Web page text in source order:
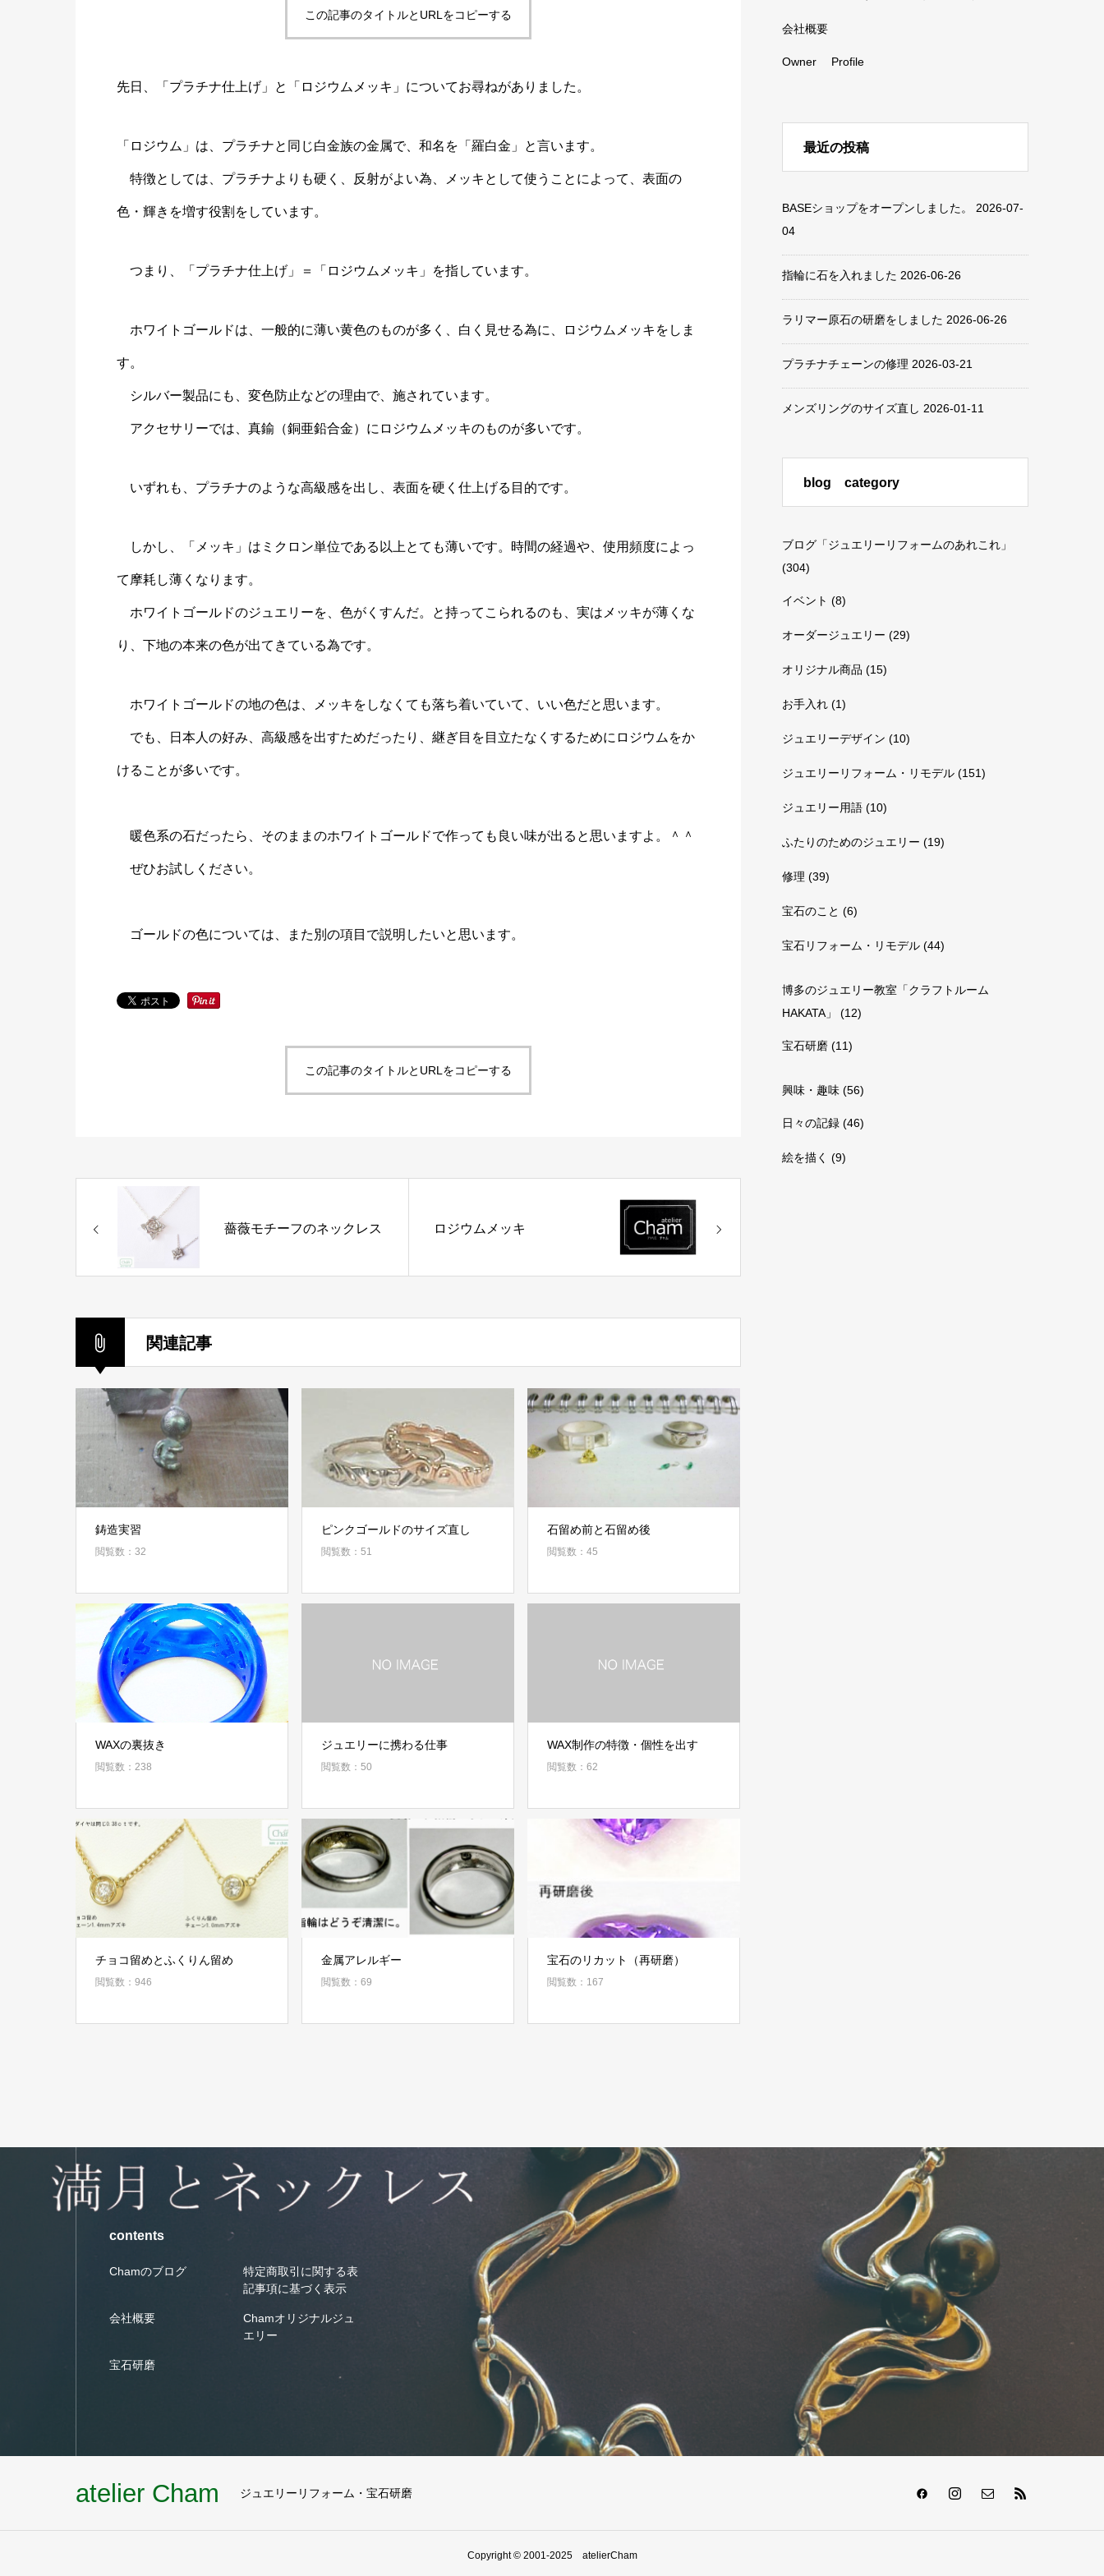
この記事のタイトルとURLをコピーする
先日、「プラチナ仕上げ」と「ロジウムメッキ」についてお尋ねがありました。
「ロジウム」は、プラチナと同じ白金族の金属で、和名を「羅白金」と言います。
特徴としては、プラチナよりも硬く、反射がよい為、メッキとして使うことによって、表面の
色・輝きを増す役割をしています。
つまり、「プラチナ仕上げ」＝「ロジウムメッキ」を指しています。
ホワイトゴールドは、一般的に薄い黄色のものが多く、白く見せる為に、ロジウムメッキをしま
す。
シルバー製品にも、変色防止などの理由で、施されています。
アクセサリーでは、真鍮（銅亜鉛合金）にロジウムメッキのものが多いです。
いずれも、プラチナのような高級感を出し、表面を硬く仕上げる目的です。
しかし、「メッキ」はミクロン単位である以上とても薄いです。時間の経過や、使用頻度によっ
て摩耗し薄くなります。
ホワイトゴールドのジュエリーを、色がくすんだ。と持ってこられるのも、実はメッキが薄くな
り、下地の本来の色が出てきている為です。
ホワイトゴールドの地の色は、メッキをしなくても落ち着いていて、いい色だと思います。
でも、日本人の好み、高級感を出すためだったり、継ぎ目を目立たなくするためにロジウムをか
けることが多いです。
暖色系の石だったら、そのままのホワイトゴールドで作っても良い味が出ると思いますよ。＾＾
ぜひお試しください。
ゴールドの色については、また別の項目で説明したいと思います。
この記事のタイトルとURLをコピーする
薔薇モチーフのネックレス ロジウムメッキ
関連記事
鋳造実習
閲覧数：32
ピンクゴールドのサイズ直し
閲覧数：51
石留め前と石留め後
閲覧数：45
WAXの裏抜き
閲覧数：238
ジュエリーに携わる仕事
閲覧数：50
WAX制作の特徴・個性を出す
閲覧数：62
チョコ留めとふくりん留め
閲覧数：946
金属アレルギー
閲覧数：69
宝石のリカット（再研磨）
閲覧数：167
会社概要
Owner Profile
最近の投稿
BASEショップをオープンしました。
2026-07-
04
指輪に石を入れました 2026-06-26
ラリマー原石の研磨をしました 2026-06-26
プラチナチェーンの修理 2026-03-21
メンズリングのサイズ直し 2026-01-11
blog category
ブログ「ジュエリーリフォームのあれこれ」
(304)
イベント (8)
オーダージュエリー (29)
オリジナル商品 (15)
お手入れ (1)
ジュエリーデザイン (10)
ジュエリーリフォーム・リモデル (151)
ジュエリー用語 (10)
ふたりのためのジュエリー (19)
修理 (39)
宝石のこと (6)
宝石リフォーム・リモデル (44)
博多のジュエリー教室「クラフトルーム
HAKATA」
(12)
宝石研磨 (11)
興味・趣味 (56)
日々の記録 (46)
絵を描く (9)
contents
Chamのブログ
特定商取引に関する表
記事項に基づく表示
会社概要
Chamオリジナルジュ
エリー
宝石研磨
atelier Cham ジュエリーリフォーム・宝石研磨
Copyright © 2001-2025 atelierCham